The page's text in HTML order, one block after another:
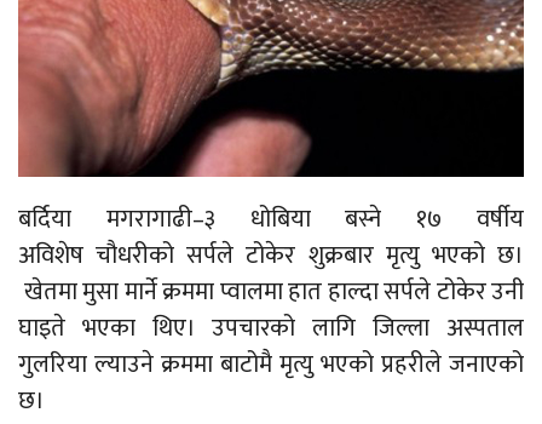
बर्दिया मगरागाढी–३ धोबिया बस्ने १७ वर्षीय
अविशेष चौधरीको सर्पले टोकेर शुक्रबार मृत्यु भएको छ।
खेतमा मुसा मार्ने क्रममा प्वालमा हात हाल्दा सर्पले टोकेर उनी
घाइते भएका थिए। उपचारको लागि जिल्ला अस्पताल
गुलरिया ल्याउने क्रममा बाटोमै मृत्यु भएको प्रहरीले जनाएको
छ।